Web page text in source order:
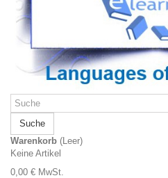
Suche
Warenkorb (Leer)
Keine Artikel
0,00 € MwSt.